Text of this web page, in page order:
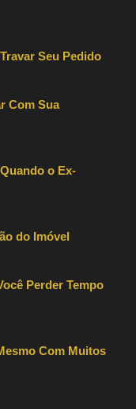
Seu Pedido
Com Sua
o Ex-
do Imóvel
Perder Tempo
Com Muitos